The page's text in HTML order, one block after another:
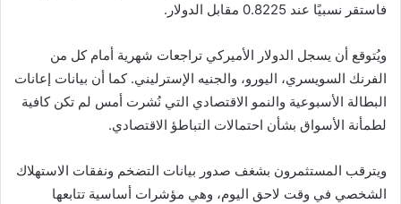
فاستقر نسبيًا عند 0.8225 مقابل الدولار.
ويُتوقع أن يسجل الدولار الأميركي تراجعات شهرية أمام كل من
الفرنك السويسري، اليورو، والجنيه الإسترليني. كما أن بيانات إعانات
البطالة الأسبوعية والنمو الاقتصادي التي نُشرت أمس لم تكن كافية
لطمأنة الأسواق بشأن احتمالات التباطؤ الاقتصادي.
ويترقب المستثمرون بشغف صدور بيانات التضخم ونفقات الاستهلاك
الشخصي في وقت لاحق اليوم، وهي مؤشرات أساسية تتابعها